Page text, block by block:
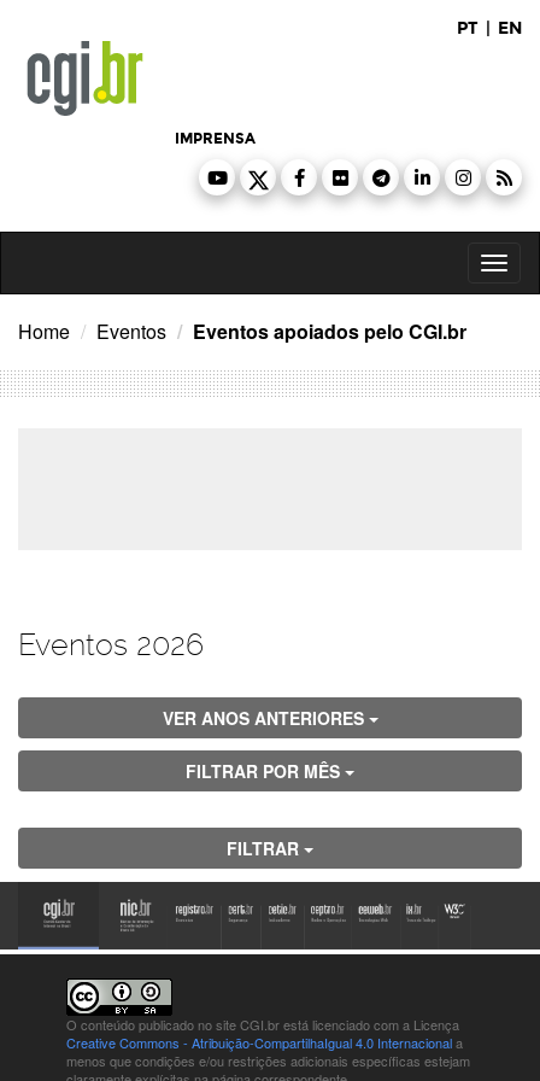
conteúdo
PT | EN
IMPRENSA
Home Eventos Eventos apoiados pelo CGI.br
Eventos 2026
VER ANOS ANTERIORES
FILTRAR POR MÊS
FILTRAR
O conteúdo publicado no site CGI.br está licenciado com a Licença
Creative Commons - Atribuição-CompartilhaIgual 4.0 Internacionala
menos que condições e/ou restrições adicionais específicas estejam